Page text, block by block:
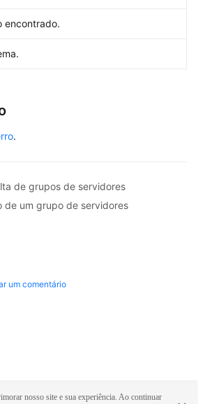
encontrado.
.
de grupos de servidores
de um grupo de servidores
um comentário
nosso site e sua experiência. Ao continuar